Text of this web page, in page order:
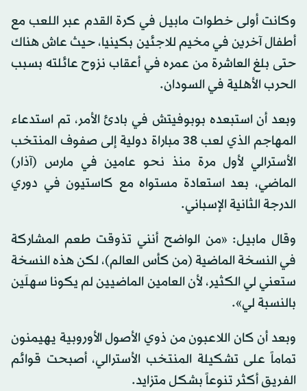
وكانت أولى خطوات مابيل في كرة القدم عبر اللعب مع
أطفال آخرين في مخيم للاجئين بكينيا، حيث عاش هناك
حتى بلغ العاشرة من عمره في أعقاب نزوح عائلته بسبب
الحرب الأهلية في السودان.
وبعد أن استبعده بوبوفيتش في بادئ الأمر، تم استدعاء
المهاجم الذي لعب 38 مباراة دولية إلى صفوف المنتخب
الأسترالي لأول مرة منذ نحو عامين في مارس (آذار)
الماضي، بعد استعادة مستواه مع كاستيون في دوري
الدرجة الثانية الإسباني.
وقال مابيل: «من الواضح أنني تذوقت طعم المشاركة
في النسخة الماضية (من كأس العالم)، لكن هذه النسخة
ستعني لي الكثير، لأن العامين الماضيين لم يكونا سهلَين
بالنسبة لي».
وبعد أن كان اللاعبون من ذوي الأصول الأوروبية يهيمنون
تماماً على تشكيلة المنتخب الأسترالي، أصبحت قوائم
الفريق أكثر تنوعاً بشكل متزايد.